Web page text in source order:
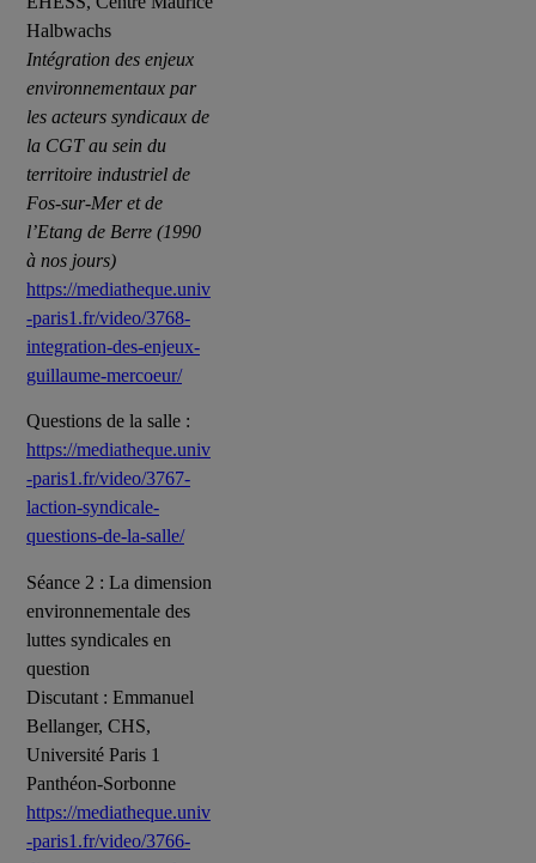
Halbwachs
Intégration des enjeux
environnementaux par
les acteurs syndicaux de
la CGT au sein du
territoire industriel de
Fos-sur-Mer et de
l’Etang de Berre (1990
à nos jours)
https://mediatheque.univ
-paris1.fr/video/3768-
integration-des-enjeux-
guillaume-mercoeur/
Questions de la salle :
https://mediatheque.univ
-paris1.fr/video/3767-
laction-syndicale-
questions-de-la-salle/
Séance 2 : La dimension
environnementale des
luttes syndicales en
question
Discutant : Emmanuel
Bellanger, CHS,
Université Paris 1
Panthéon-Sorbonne
https://mediatheque.univ
-paris1.fr/video/3766-